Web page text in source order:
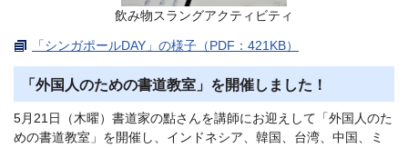
飲み物スラングアクティビティ
「シンガポールDAY」の様子（PDF：421KB）
「外国人のための書道教室」を開催しました！
5月21日（木曜）書道家の點さんを講師にお迎えして「外国人のた
めの書道教室」を開催し、インドネシア、韓国、台湾、中国、ミ